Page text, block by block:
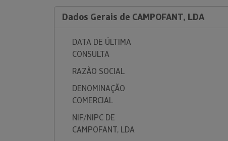
Dados Gerais de CAMPOFANT, LDA
DATA DE ÚLTIMA
CONSULTA
RAZÃO SOCIAL
DENOMINAÇÃO
COMERCIAL
NIF/NIPC DE
CAMPOFANT, LDA